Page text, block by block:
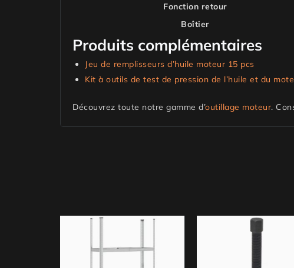
Fonction retour
Boîtier
Produits complémentaires
Jeu de remplisseurs d’huile moteur 15 pcs
Kit à outils de test de pression de l’huile et du
Découvrez toute notre gamme d’outillage moteur.